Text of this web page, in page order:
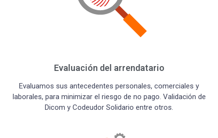
Evaluación del arrendatario
Evaluamos sus antecedentes personales, comerciales y
laborales, para minimizar el riesgo de no pago. Validación de
Dicom y Codeudor Solidario entre otros.​